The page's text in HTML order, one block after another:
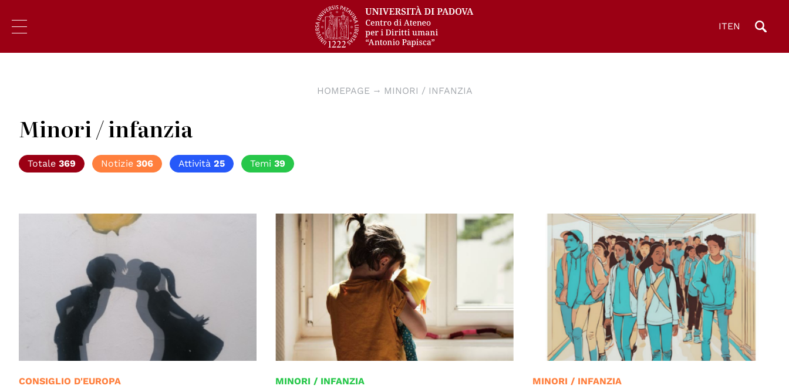
ITEN
HOMEPAGE MINORI / INFANZIA
Minori / infanzia
Totale 369 Notizie 306 Attività 25 Temi 39
© Federica Turrina
CONSIGLIO D'EUROPA MINORI / INFANZIA
© Garante per la tutela dei minori e delle fragilità
regione Lombardia
MINORI / INFANZIA